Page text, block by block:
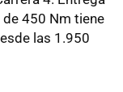
de 450 Nm tiene
las 1.950